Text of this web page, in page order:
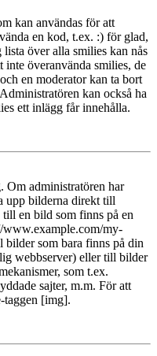
kan användas för att
en kod, t.ex. :) för glad,
över alla smilies kan nås
överanvända smilies, de
en moderator kan ta bort
kan också ha
ett inlägg får innehålla.
Om administratören har
upp bilderna direkt till
en bild som finns på en
my-
som bara finns på din
webbserver) eller till bilder
som t.ex.
sajter, m.m. För att
taggen [img].